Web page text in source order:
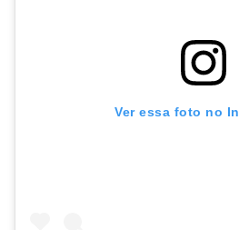
Ver essa foto no